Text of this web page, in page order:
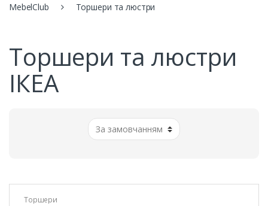
MebelClub Торшери та люстри
Торшери та люстри
ІКЕА
Торшери